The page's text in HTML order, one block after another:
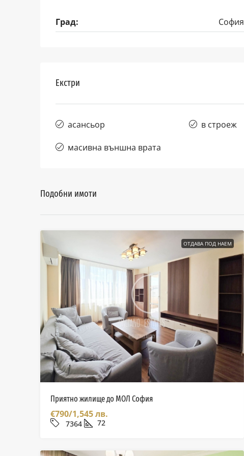
Град: София
Екстри
асансьор в строеж
масивна външна врата
Подобни имоти
ОТДАВА ПОД НАЕМ
Приятно жилище до МОЛ София
€790/1,545 лв.
7364 72